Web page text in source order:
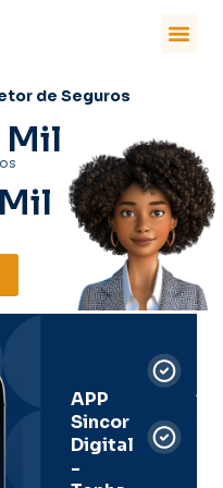
de Seguros
Mil
Mil
APP
Sincor
Digital
-